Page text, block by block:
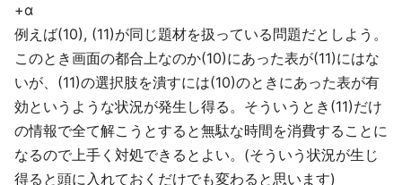
+α
例えば(10), (11)が同じ題材を扱っている問題だとしよう。
このとき画面の都合上なのか(10)にあった表が(11)にはな
いが、(11)の選択肢を潰すには(10)のときにあった表が有
効というような状況が発生し得る。そういうとき(11)だけ
の情報で全て解こうとすると無駄な時間を消費することに
なるので上手く対処できるとよい。(そういう状況が生じ
得ると頭に入れておくだけでも変わると思います)